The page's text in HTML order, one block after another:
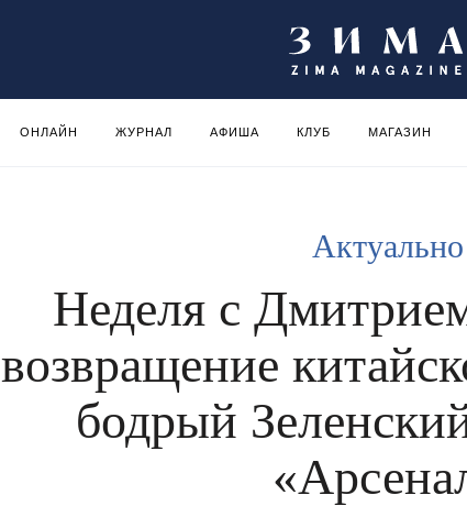
ОНЛАЙН ЖУРНАЛ АФИША КЛУБ МАГАЗИН
Актуально
Неделя с
возвращение
бодрый